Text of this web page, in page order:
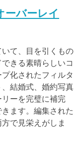
バーレイ
て、目を引くもの
きる素晴らしいコ
化されたフィルタ
結婚式、婚約写真
ーを完璧に補完
ます。編集された
で見栄えがしま